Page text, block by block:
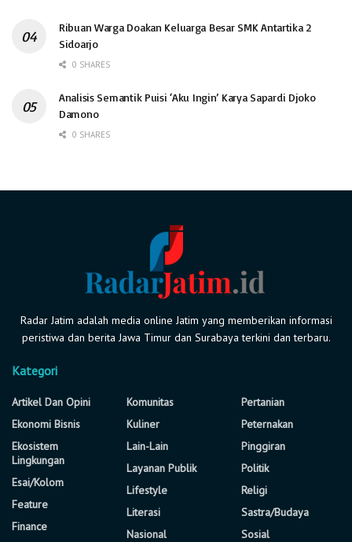
Ribuan Warga Doakan Keluarga Besar SMK Antartika 2
Sidoarjo
0 SHARES
Analisis Semantik Puisi ‘Aku Ingin’ Karya Sapardi Djoko
Damono
0 SHARES
Radar Jatim adalah media online Jatim yang memberikan informasi
peristiwa dan berita Jawa Timur dan Surabaya terkini dan terbaru.
Kategori
Artikel Dan Opini
Ekonomi Bisnis
Ekosistem
Lingkungan
Esai/Kolom
Feature
Finance
Komunitas
Kuliner
Lain-Lain
Layanan Publik
Lifestyle
Literasi
Nasional
Pertanian
Peternakan
Pinggiran
Politik
Religi
Sastra/Budaya
Sosial